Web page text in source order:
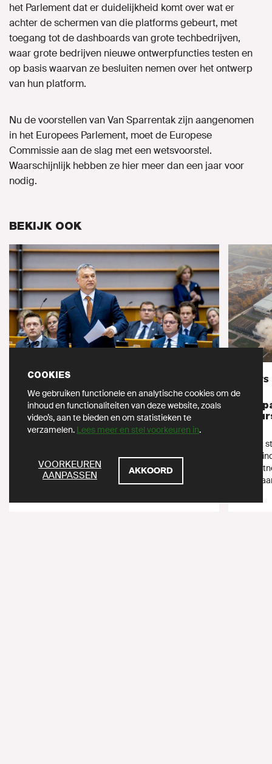
COOKIES
We gebruiken functionele en analytische cookies om de
inhoud en functionaliteiten van deze website, zoals
video’s, aan te bieden en om statistieken te
verzamelen. Lees meer en stel voorkeuren in.
VOORKEUREN
AANPASSEN
AKKOORD
het Parlement dat er duidelijkheid komt over wat er
achter de schermen van die platforms gebeurt, met
toegang tot de dashboards van grote techbedrijven,
waar grote bedrijven nieuwe ontwerpfuncties testen en
op basis waarvan ze besluiten nemen over het ontwerp
van hun platform.
Nu de voorstellen van Van Sparrentak zijn aangenomen
in het Europees Parlement, moet de Europese
Commissie aan de slag met een wetsvoorstel.
Waarschijnlijk hebben ze hier meer dan een jaar voor
nodig.
BEKIJK OOK
NIEUWS ・ EU
Europarlement eist oplossing voor
Hongaars EU-voorzitterschap
aan over de rechtsstaat-afbraak in Hongarije.
Daarin wordt kritiek geuit op het feit dat EU-
landen nog altijd geen...
NIEUWS
Zojuist
die de
ZOEKEN